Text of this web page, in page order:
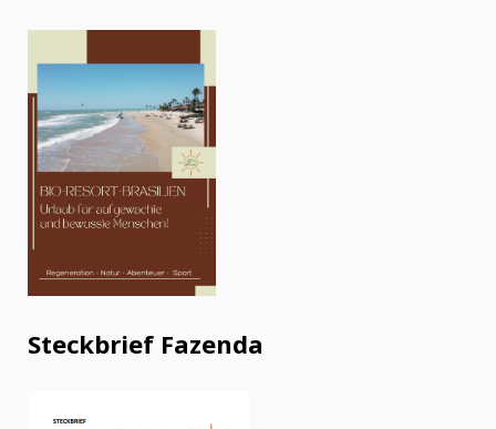
Steckbrief Fazenda